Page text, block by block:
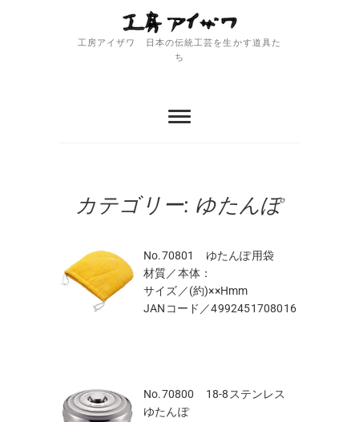
工房アイザワ 日本の伝統工芸を生かす道具た
ち
カテゴリー: ゆたんぽ
No.70801 ゆたんぽ用袋
材質／本体：
サイズ／(約)××Hmm
JANコード／4992451708016
No.70800 18-8ステンレス
ゆたんぽ